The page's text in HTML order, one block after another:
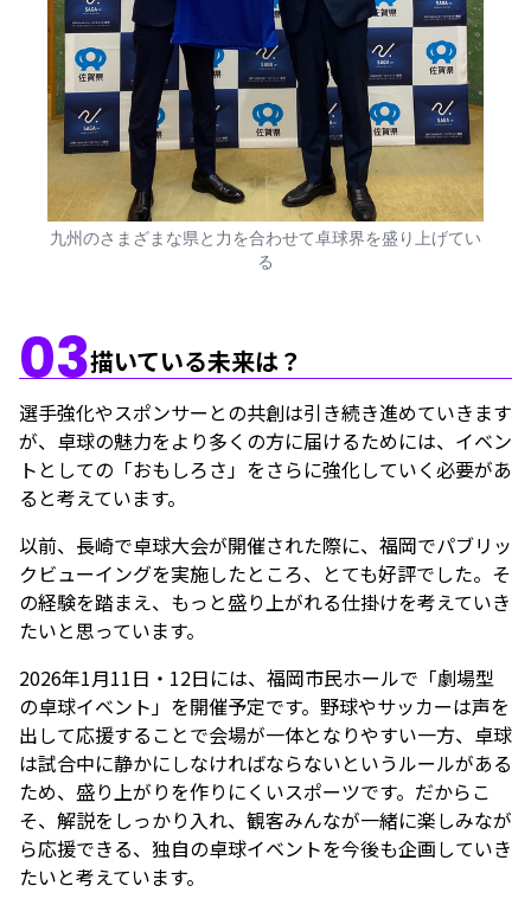
九州のさまざまな県と力を合わせて卓球界を盛り上げてい
る
03描いている未来は？
選手強化やスポンサーとの共創は引き続き進めていきます
が、卓球の魅力をより多くの方に届けるためには、イベン
トとしての「おもしろさ」をさらに強化していく必要があ
ると考えています。
以前、長崎で卓球大会が開催された際に、福岡でパブリッ
クビューイングを実施したところ、とても好評でした。そ
の経験を踏まえ、もっと盛り上がれる仕掛けを考えていき
たいと思っています。
2026年1月11日・12日には、福岡市民ホールで「劇場型
の卓球イベント」を開催予定です。野球やサッカーは声を
出して応援することで会場が一体となりやすい一方、卓球
は試合中に静かにしなければならないというルールがある
ため、盛り上がりを作りにくいスポーツです。だからこ
そ、解説をしっかり入れ、観客みんなが一緒に楽しみなが
ら応援できる、独自の卓球イベントを今後も企画していき
たいと考えています。